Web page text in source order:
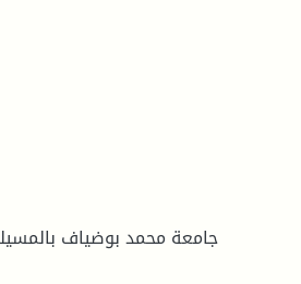
جامعة محمد بوضياف